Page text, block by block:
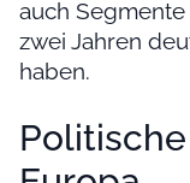
auch
zwei Jahren
haben.